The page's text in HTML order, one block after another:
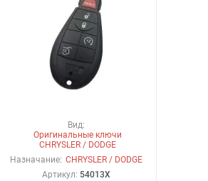
Вид:
Оригинальные ключи
CHRYSLER / DODGE
Назначание: CHRYSLER / DODGE
Артикул: 54013X